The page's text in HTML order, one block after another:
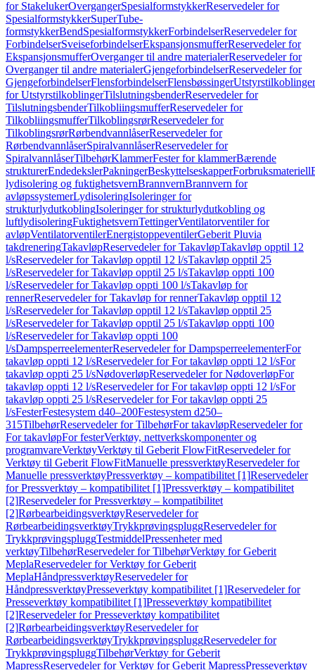
for StakelukerOvergangerSpesialformstykkerReservedeler for
SpesialformstykkerSuperTube-
formstykkerBendSpesialformstykkerForbindelserReservedeler for
ForbindelserSveiseforbindelserEkspansjonsmufferReservedeler for
EkspansjonsmufferOverganger til andre materialerReservedeler for
Overganger til andre materialerGjengeforbindelserReservedeler for
GjengeforbindelserFlensforbindelserFlensbøssingerUtstyrstilkoblinger
for UtstyrstilkoblingerTilslutningsbenderReservedeler for
TilslutningsbenderTilkobliingsmufferReservedeler for
TilkobliingsmufferTilkoblingsrørReservedeler for
TilkoblingsrørRørbendvannlåserReservedeler for
RørbendvannlåserSpiralvannlåserReservedeler for
SpiralvannlåserTilbehørKlammerFester for klammerBærende
strukturerEndedekslerPakningerBeskyttelseskapperForbruksmateriell
lydisolering og fuktighetsvernBrannvernBrannvern for
avløpssystemerLydisoleringIsoleringer for
strukturlydutkoblingIsoleringer for strukturlydutkobling og
luftlydisoleringFuktighetsvernTettingerVentilatorventiler for
avløpVentilatorventilerEnergistoppeventilerGeberit Pluvia
takdreneringTakavløpReservedeler for TakavløpTakavløp opptil 12
l/sReservedeler for Takavløp opptil 12 l/sTakavløp opptil 25
l/sReservedeler for Takavløp opptil 25 l/sTakavløp oppti 100
l/sReservedeler for Takavløp oppti 100 l/sTakavløp for
rennerReservedeler for Takavløp for rennerTakavløp opptil 12
l/sReservedeler for Takavløp opptil 12 l/sTakavløp opptil 25
l/sReservedeler for Takavløp opptil 25 l/sTakavløp oppti 100
l/sReservedeler for Takavløp oppti 100
l/sDampsperreelementerReservedeler for DampsperreelementerFor
takavløp oppti 12 l/sReservedeler for For takavløp oppti 12 l/sFor
takavløp oppti 25 l/sNødoverløpReservedeler for NødoverløpFor
takavløp oppti 12 l/sReservedeler for For takavløp oppti 12 l/sFor
takavløp oppti 25 l/sReservedeler for For takavløp oppti 25
l/sFesterFestesystem d40–200Festesystem d250–
315TilbehørReservedeler for TilbehørFor takavløpReservedeler for
For takavløpFor festerVerktøy, nettverkskomponenter og
programvareVerktøyVerktøy til Geberit FlowFitReservedeler for
Verktøy til Geberit FlowFitManuelle pressverktøyReservedeler for
Manuelle pressverktøyPressverktøy – kompatibilitet [1]Reservedeler
for Pressverktøy – kompatibilitet [1]Pressverktøy – kompatibilitet
[2]Reservedeler for Pressverktøy – kompatibilitet
[2]RørbearbeidingsverktøyReservedeler for
RørbearbeidingsverktøyTrykkprøvingspluggReservedeler for
TrykkprøvingspluggTestmiddelPressenheter med
verktøyTilbehørReservedeler for TilbehørVerktøy for Geberit
MeplaReservedeler for Verktøy for Geberit
MeplaHåndpressverktøyReservedeler for
HåndpressverktøyPresseverktøy kompatibilitet [1]Reservedeler for
Presseverktøy kompatibilitet [1]Presseverktøy kompatibilitet
[2]Reservedeler for Presseverktøy kompatibilitet
[2]RørbearbeidingsverktøyReservedeler for
RørbearbeidingsverktøyTrykkprøvingspluggReservedeler for
TrykkprøvingspluggTilbehørVerktøy for Geberit
MapressReservedeler for Verktøy for Geberit MapressPresseverktøy